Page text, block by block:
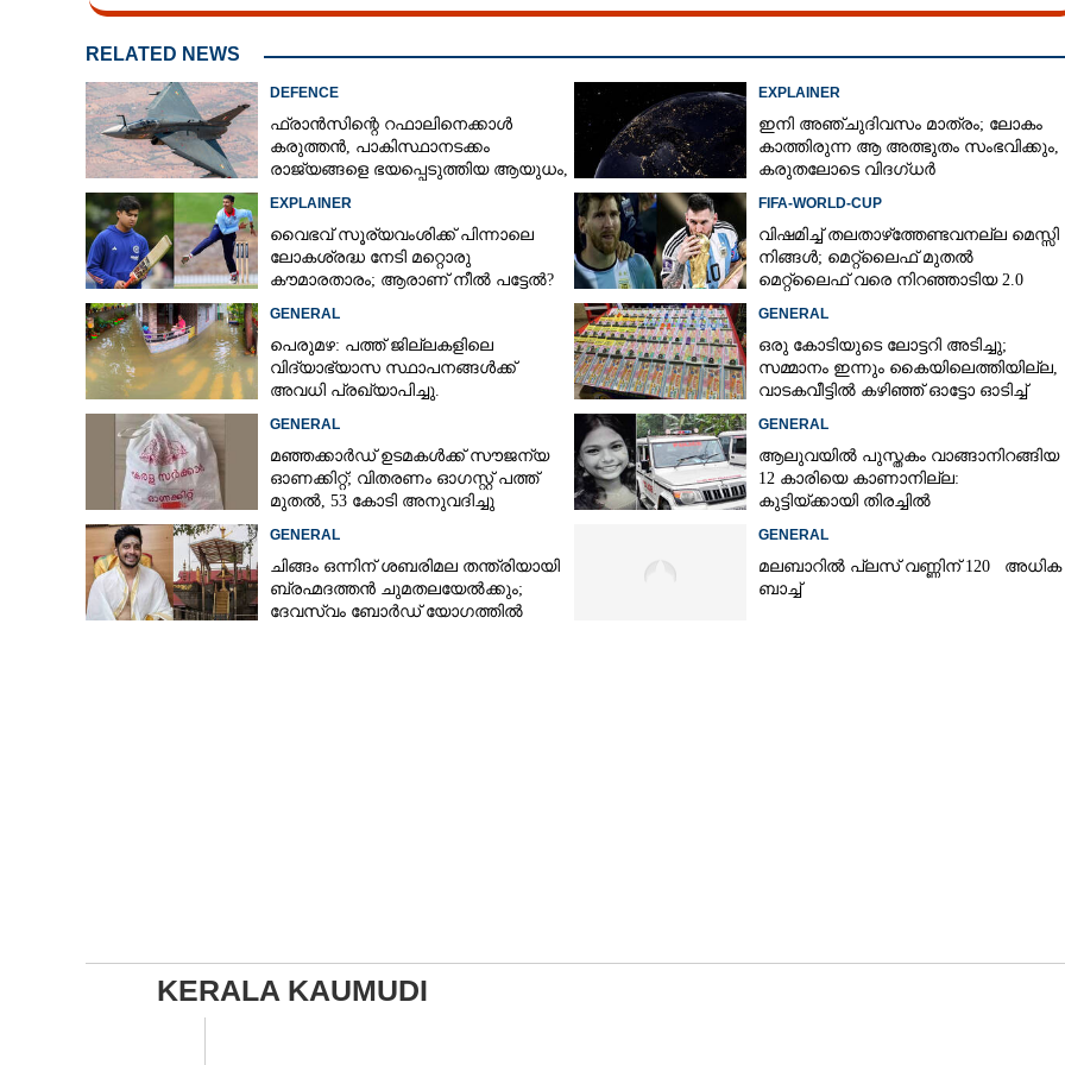
RELATED NEWS
DEFENCE
ഫ്രാൻസിന്റെ റഫാലിനെക്കാൾ
കരുത്തൻ,​ പാകിസ്ഥാനടക്കം
രാജ്യങ്ങളെ ഭയപ്പെടുത്തിയ ആയുധം,​
EXPLAINER
ഇനി അഞ്ചുദിവസം മാത്രം; ലോകം
കാത്തിരുന്ന ആ അത്ഭുതം സംഭവിക്കും,
കരുതലോടെ വിദഗ്ധർ
EXPLAINER
വൈഭവ് സൂര്യവംശിക്ക് പിന്നാലെ
ലോകശ്രദ്ധ നേടി മറ്റൊരു
കൗമാരതാരം; ആരാണ് നീൽ പട്ടേൽ?
FIFA-WORLD-CUP
വിഷമിച്ച് തലതാഴ്‌ത്തേണ്ടവനല്ല മെസ്സി
നിങ്ങള്‍; മെറ്റ്‌ലൈഫ് മുതല്‍
മെറ്റ്‌ലൈഫ് വരെ നിറഞ്ഞാടിയ 2.0
GENERAL
പെരുമഴ: പത്ത് ജില്ലകളിലെ
വിദ്യാഭ്യാസ സ്ഥാപനങ്ങൾക്ക്
അവധി പ്രഖ്യാപിച്ചു.
GENERAL
ഒരു കോടിയുടെ ലോട്ടറി അടിച്ചു;
സമ്മാനം ഇന്നും കൈയിലെത്തിയില്ല,
വാടകവീട്ടിൽ കഴിഞ്ഞ് ഓട്ടോ ഓടിച്ച്
GENERAL
മഞ്ഞക്കാർഡ് ഉടമകൾക്ക് സൗജന്യ
ഓണക്കിറ്റ്; വിതരണം ഓഗസ്റ്റ് പത്ത്
മുതൽ, 53 കോടി അനുവദിച്ചു
GENERAL
ആലുവയിൽ പുസ്തകം വാങ്ങാനിറങ്ങിയ
12 കാരിയെ കാണാനില്ല:
കുട്ടിയ്ക്കായി തിരച്ചിൽ
GENERAL
ചിങ്ങം ഒന്നിന് ശബരിമല തന്ത്രിയായി
ബ്രഹ്മദത്തൻ ചുമതലയേൽക്കും;
ദേവസ്വം ബോർഡ് യോഗത്തിൽ
GENERAL
മലബാറിൽ പ്ലസ് വണ്ണിന് 120 അധിക
ബാച്ച്
KERALA KAUMUDI